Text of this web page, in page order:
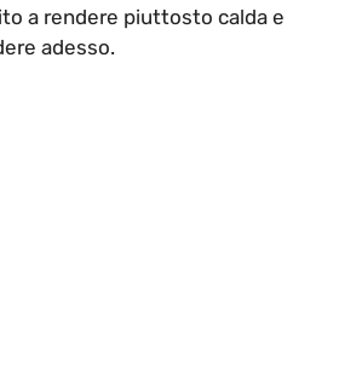
a rendere piuttosto calda e
adesso.